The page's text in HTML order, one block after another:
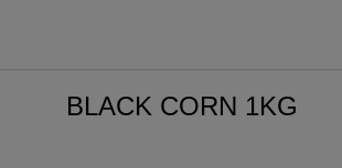
BLACK CORN 1KG